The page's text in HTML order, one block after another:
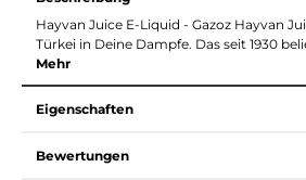
Hayvan Juice E-Liquid - Gazoz Hayvan
Türkei in Deine Dampfe. Das seit 1930
Mehr
Eigenschaften
Bewertungen